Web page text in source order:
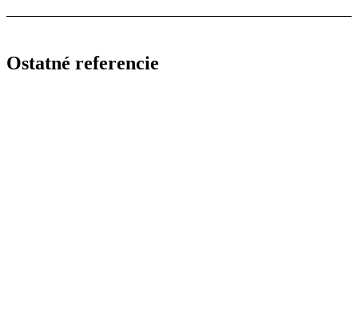
Ostatné referencie